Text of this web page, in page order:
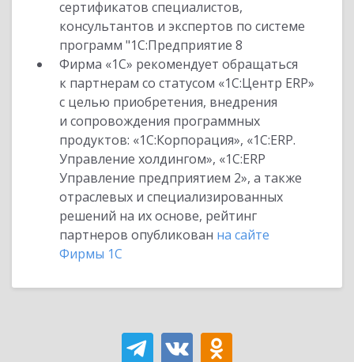
сертификатов специалистов,
консультантов и экспертов по системе
программ "1С:Предприятие 8
Фирма «1С» рекомендует обращаться
к партнерам со статусом «1С:Центр ERP»
с целью приобретения, внедрения
и сопровождения программных
продуктов: «1С:Корпорация», «1С:ERP.
Управление холдингом», «1С:ERP
Управление предприятием 2», а также
отраслевых и специализированных
решений на их основе, рейтинг
партнеров опубликован на сайте
Фирмы 1С